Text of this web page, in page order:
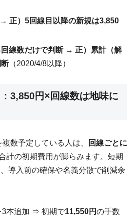
→正）5回線目以降の新規は3,850
線数だけで判断→ 正）累計（解
（2020/4/8以降）
3,850円×回線数は地味に
数予定している人は、
回線ごとに
計の初期費用が膨らみます。短期
導入前の確保や名義分散で削減余
3本追加 ⇒ 初期で11,550円の手数